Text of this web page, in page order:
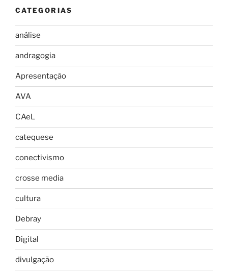
CATEGORIAS
análise
andragogia
Apresentação
AVA
CAeL
catequese
conectivismo
crosse media
cultura
Debray
Digital
divulgação